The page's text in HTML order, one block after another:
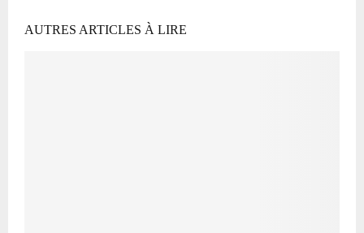
AUTRES ARTICLES À LIRE